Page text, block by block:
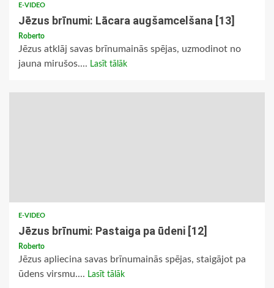
E-VIDEO
Jēzus brīnumi: Lācara augšamcelšana [13]
Roberto
Jēzus atklāj savas brīnumainās spējas, uzmodinot no
jauna mirušos.... Lasīt tālāk
E-VIDEO
Jēzus brīnumi: Pastaiga pa ūdeni [12]
Roberto
Jēzus apliecina savas brīnumainās spējas, staigājot pa
ūdens virsmu.... Lasīt tālāk